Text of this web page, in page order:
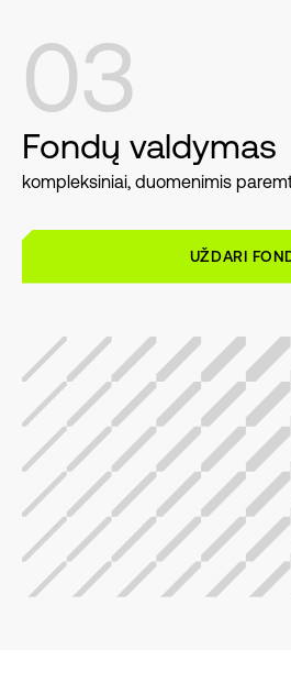
03
Fondų valdymas
kompleksiniai, duomenimis
UŽDARI